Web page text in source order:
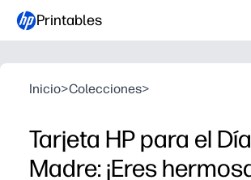
Printables
Inicio>Colecciones>
Tarjeta HP para el
Madre: ¡Eres